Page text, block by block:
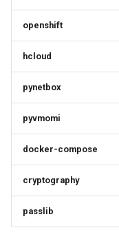
openshift
hcloud
pynetbox
pyvmomi
docker-compose
cryptography
passlib